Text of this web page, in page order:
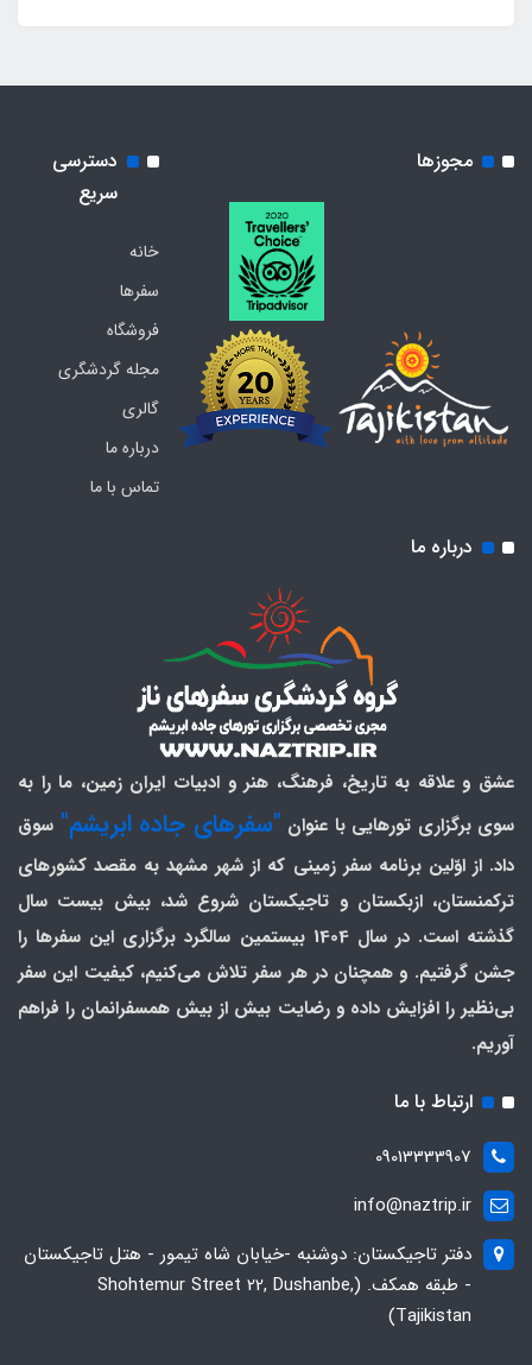
مجوزها
دسترسی
سریع
خانه
سفرها
فروشگاه
مجله گردشگری
گالری
درباره ما
تماس با ما
درباره ما
عشق و علاقه به تاریخ، فرهنگ، هنر و ادبیات ایران زمین، ما را به
سوی برگزاری تورهایی با عنوان "سفرهای جاده ابریشم" سوق
داد. از اوّلین برنامه سفر زمینی که از شهر مشهد به مقصد کشورهای
ترکمنستان، ازبکستان و تاجیکستان شروع شد، بیش بیست سال
گذشته است. در سال 1404 بیستمین سالگرد برگزاری این سفرها را
جشن گرفتیم. و همچنان در هر سفر تلاش می‌کنیم، کیفیت این سفر
بی‌نظیر را افزایش داده و رضایت بیش از بیش همسفرانمان را فراهم
آوریم.
ارتباط با ما
09013333907
info@naztrip.ir
دفتر تاجیکستان: دوشنبه -خیابان شاه تیمور - هتل تاجیکستان
- طبقه همکف. (Shohtemur Street 22, Dushanbe,
Tajikistan)